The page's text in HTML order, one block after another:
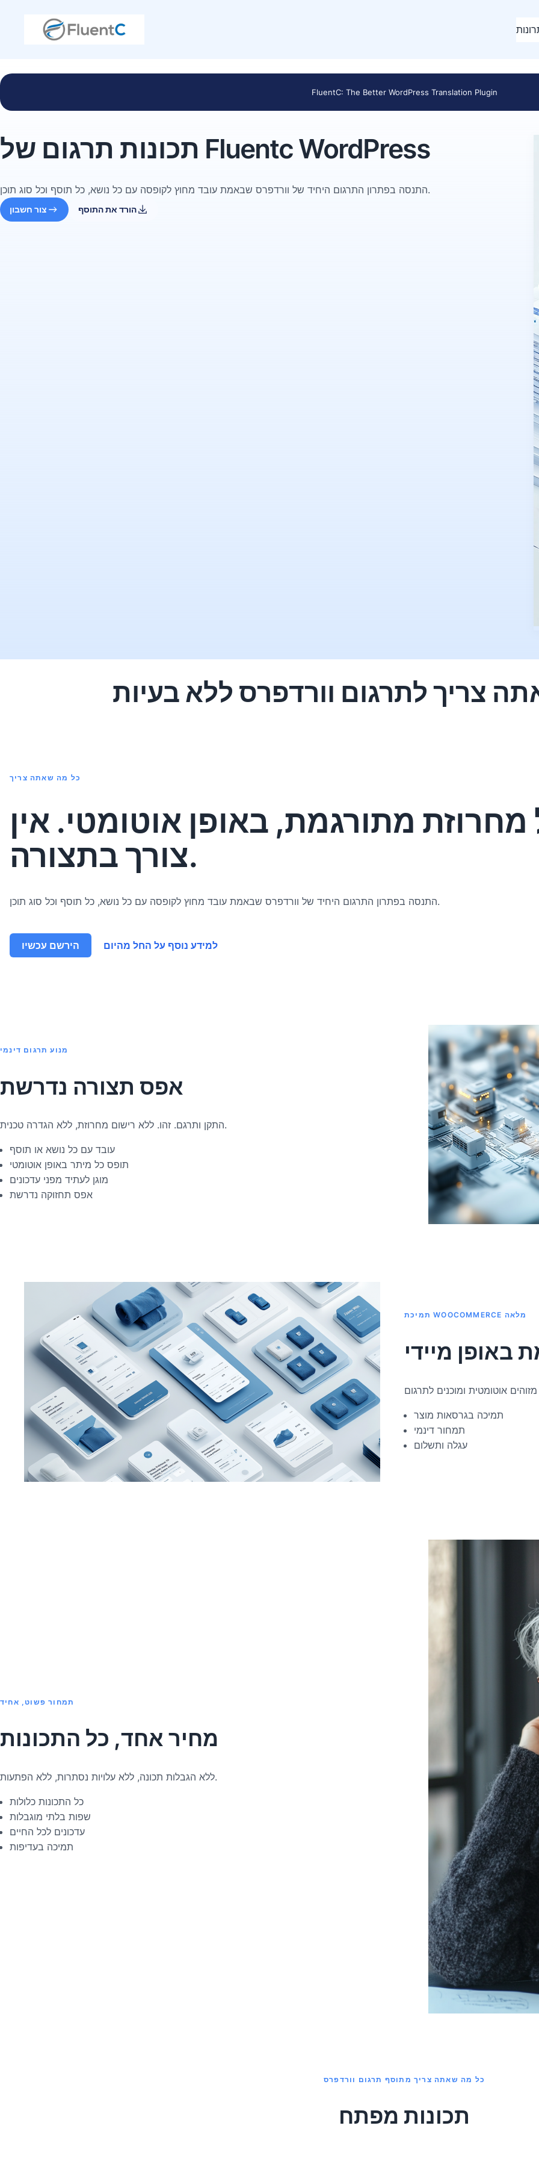
FluentC: The Better WordPress Translation Plugin
תכונות תרגום של Fluentc WordPress
התנסה בפתרון התרגום היחיד של וורדפרס שבאמת עובד מחוץ לקופסה עם כל נושא, כל תוסף וכל סוג תוכן.
צור חשבון הורד את התוסף
צריך לתרגום וורדפרס ללא בעיות
כל מה שאתה צריך
מחרוזת מתורגמת, באופן אוטומטי. אין
צורך בתצורה.
התנסה בפתרון התרגום היחיד של וורדפרס שבאמת עובד מחוץ לקופסה עם כל נושא, כל תוסף וכל סוג תוכן.
הירשם עכשיו למידע נוסף על החל מהיום
מנוע תרגום דינמי
אפס תצורה נדרשת
התקן ותרגם. זהו. ללא רישום מחרוזת, ללא הגדרה טכנית.
עובד עם כל נושא או תוסף
תופס כל מיתר באופן אוטומטי
מוגן לעתיד מפני עדכונים
אפס תחזוקה נדרשת
תמיכת WOOCOMMERCE מלאה
באופן מיידי
תמיכה בגרסאות מוצר
תמחור דינמי
עגלה ותשלום
תמחור פשוט, אחיד
מחיר אחד, כל התכונות
ללא הגבלות תכונה, ללא עלויות נסתרות, ללא הפתעות.
כל התכונות כלולות
שפות בלתי מוגבלות
עדכונים לכל החיים
תמיכה בעדיפות
כל מה שאתה צריך מתוסף תרגום וורדפרס
תכונות מפתח